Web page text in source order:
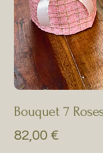
Bouquet 7
Prix
82,00 €